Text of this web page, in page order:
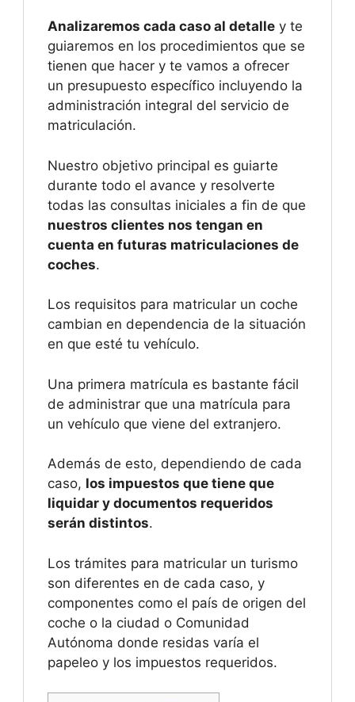
Analizaremos cada caso al detalle y te
guiaremos en los procedimientos que se
tienen que hacer y te vamos a ofrecer
un presupuesto específico incluyendo la
administración integral del servicio de
matriculación.
Nuestro objetivo principal es guiarte
durante todo el avance y resolverte
todas las consultas iniciales a fin de que
nuestros clientes nos tengan en
cuenta en futuras matriculaciones de
coches.
Los requisitos para matricular un coche
cambian en dependencia de la situación
en que esté tu vehículo.
Una primera matrícula es bastante fácil
de administrar que una matrícula para
un vehículo que viene del extranjero.
Además de esto, dependiendo de cada
caso, los impuestos que tiene que
liquidar y documentos requeridos
serán distintos.
Los trámites para matricular un turismo
son diferentes en de cada caso, y
componentes como el país de origen del
coche o la ciudad o Comunidad
Autónoma donde residas varía el
papeleo y los impuestos requeridos.